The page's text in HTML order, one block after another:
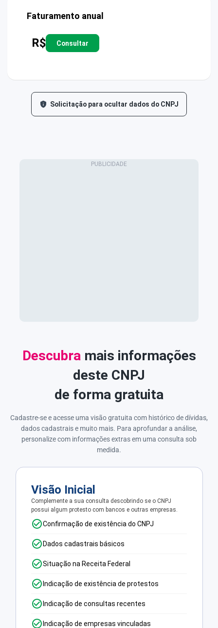
Faturamento anual
R$ Consultar
Solicitação para ocultar dados do CNPJ
Descubramais informações
deste CNPJ
de forma gratuita
Cadastre-se e acesse uma visão gratuita com histórico de dívidas,
dados cadastrais e muito mais. Para aprofundar a análise,
personalize com informações extras em uma consulta sob
medida.
Visão Inicial
Complemente a sua consulta descobrindo se o CNPJ
possui algum protesto com bancos e outras empresas.
Confirmação de existência do CNPJ
Dados cadastrais básicos
Situação na Receita Federal
Indicação de existência de protestos
Indicação de consultas recentes
Indicação de empresas vinculadas